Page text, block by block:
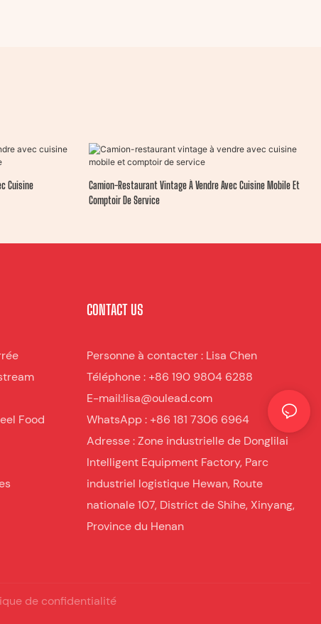
Cuisine
Camion-Restaurant Vintage À Vendre Avec Cuisine Mobile Et
Comptoir De Service
Food
CONTACT US
Personne à contacter : Lisa Chen
Téléphone : +86 190 9804 6288
E-mail:lisa@oulead.com
WhatsApp : +86 181 7306 6964
Adresse : Zone industrielle de Donglilai
Intelligent Equipment Factory, Parc
industriel logistique Hewan, Route
nationale 107, District de Shihe, Xinyang,
Province du Henan
de confidentialité